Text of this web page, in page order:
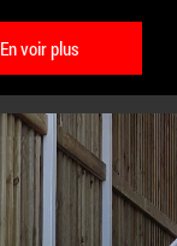
En voir plus